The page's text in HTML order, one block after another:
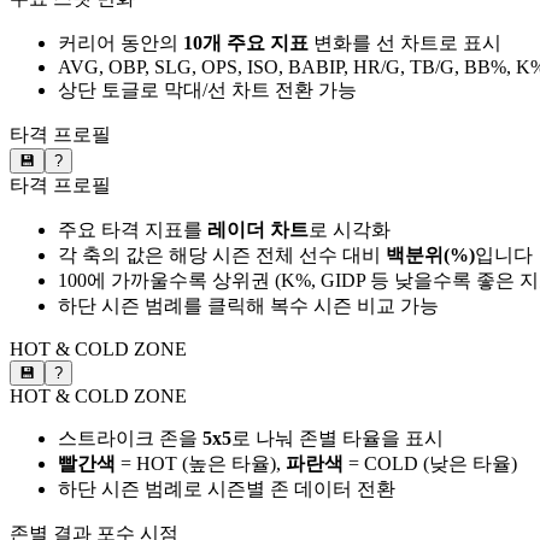
커리어 동안의 10개 주요 지표 변화를 선 차트로 표시
AVG, OBP, SLG, OPS, ISO, BABIP, HR/G, TB/G, BB%,
상단 토글로 막대/선 차트 전환 가능
타격 프로필
💾 ?
타격 프로필
주요 타격 지표를 레이더 차트로 시각화
각 축의 값은 해당 시즌 전체 선수 대비 백분위(%)입니다
100에 가까울수록 상위권 (K%, GIDP 등 낮을수록 좋은
하단 시즌 범례를 클릭해 복수 시즌 비교 가능
HOT & COLD ZONE
💾 ?
HOT & COLD ZONE
스트라이크 존을 5x5로 나눠 존별 타율을 표시
빨간색 = HOT (높은 타율), 파란색 = COLD (낮은 타율)
하단 시즌 범례로 시즌별 존 데이터 전환
존별 결과 포수 시점